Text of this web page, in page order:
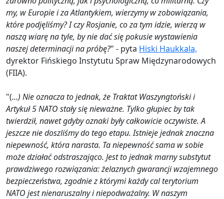
my, w Europie i za Atlantykiem, wierzymy w zobowiązania,
które podjęliśmy? I czy Rosjanie, co za tym idzie, wierzą w
naszą wiarę na tyle, by nie dać się pokusie wystawienia
naszej determinacji na próbę?" - pyta Hiski Haukkala,
dyrektor Fińskiego Instytutu Spraw Międzynarodowych
(FIIA).
"(...) Nie oznacza to jednak, że Traktat Waszyngtoński i
Artykuł 5 NATO stały się nieważne. Tylko głupiec by tak
twierdził, nawet gdyby oznaki były całkowicie oczywiste. A
jeszcze nie doszliśmy do tego etapu. Istnieje jednak znaczna
niepewność, która narasta. Ta niepewność sama w sobie
może działać odstraszająco. Jest to jednak marny substytut
prawdziwego rozwiązania: żelaznych gwarancji wzajemnego
bezpieczeństwa, zgodnie z którymi każdy cal terytorium
NATO jest nienaruszalny i niepodważalny. W naszym